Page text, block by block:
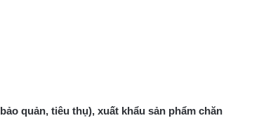
quản, tiêu thụ), xuất khẩu sản phẩm chăn